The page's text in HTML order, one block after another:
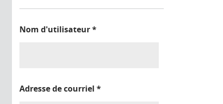
Nom d'utilisateur*
Adresse de courriel *